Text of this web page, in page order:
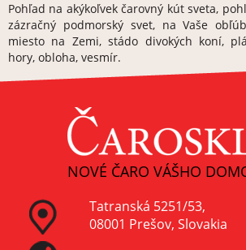
Pohľad na akýkoľvek čarovný kút sveta,
zázračný podmorský svet, na Vaše
miesto na Zemi, stádo divokých koní,
hory, obloha, vesmír.
NOVÉ ČARO VÁŠHO
Tatranská 5251/53,
08001 Prešov, Slovakia